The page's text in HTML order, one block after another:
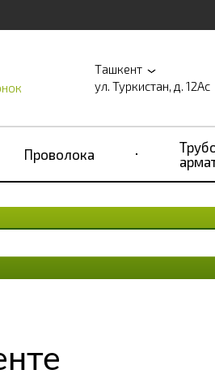
Ташкент
ул. Туркистан, д. 12Ас
Проволока